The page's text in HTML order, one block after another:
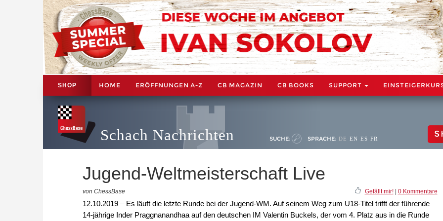
SHOP HOME ERÖFFNUNGEN A-Z CB MAGAZIN CB BOOKS SUPPORT
Schach Nachrichten SUCHE: SPRACHE: DE EN ES FR
Jugend-Weltmeisterschaft Live
von ChessBase Gefällt mir!| 0 Kommentare
12.10.2019 – Es läuft die letzte Runde bei der Jugend-WM. Auf seinem Weg zum U18-Titel trifft der führende
14-jährige Inder Praggnanandhaa auf den deutschen IM Valentin Buckels, der vom 4. Platz aus in die Runde